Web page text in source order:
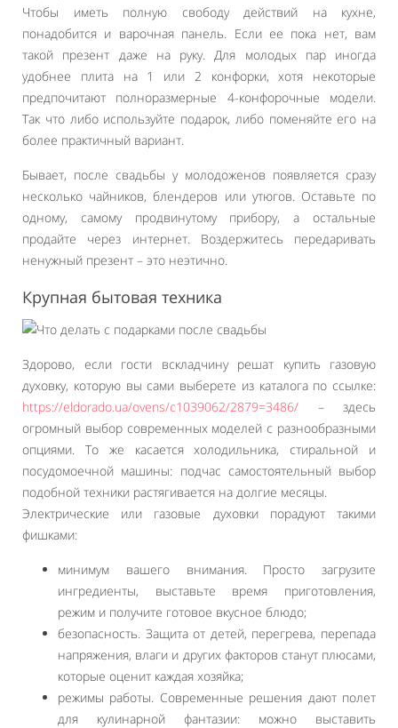
Чтобы иметь полную свободу действий на кухне,
понадобится и варочная панель. Если ее пока нет, вам
такой презент даже на руку. Для молодых пар иногда
удобнее плита на 1 или 2 конфорки, хотя некоторые
предпочитают полноразмерные 4-конфорочные модели.
Так что либо используйте подарок, либо поменяйте его на
более практичный вариант.
Бывает, после свадьбы у молодоженов появляется сразу
несколько чайников, блендеров или утюгов. Оставьте по
одному, самому продвинутому прибору, а остальные
продайте через интернет. Воздержитесь передаривать
ненужный презент – это неэтично.
Крупная бытовая техника
Здорово, если гости вскладчину решат купить газовую
духовку, которую вы сами выберете из каталога по ссылке:
https://eldorado.ua/ovens/c1039062/2879=3486/ – здесь
огромный выбор современных моделей с разнообразными
опциями. То же касается холодильника, стиральной и
посудомоечной машины: подчас самостоятельный выбор
подобной техники растягивается на долгие месяцы.
Электрические или газовые духовки порадуют такими
фишками:
минимум вашего внимания. Просто загрузите
ингредиенты, выставьте время приготовления,
режим и получите готовое вкусное блюдо;
безопасность. Защита от детей, перегрева, перепада
напряжения, влаги и других факторов станут плюсами,
которые оценит каждая хозяйка;
режимы работы. Современные решения дают полет
для кулинарной фантазии: можно выставить